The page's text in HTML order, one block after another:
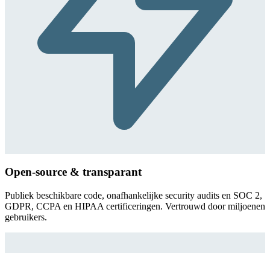
Open-source & transparant
Publiek beschikbare code, onafhankelijke security audits en SOC 2,
GDPR, CCPA en HIPAA certificeringen. Vertrouwd door miljoenen
gebruikers.